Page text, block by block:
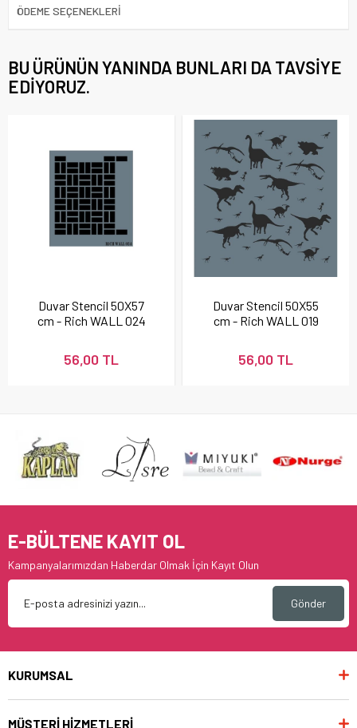
ÖDEME SEÇENEKLERI
BU ÜRÜNÜN YANINDA BUNLARI DA TAVSIYE
EDIYORUZ.
Duvar Stencil 50X57
cm - Rich WALL 024
56,00 TL
Duvar Stencil 50X55
cm - Rich WALL 019
56,00 TL
E-BÜLTENE KAYIT OL
Kampanyalarımızdan Haberdar Olmak İçin Kayıt Olun
Gönder
KURUMSAL
MÜŞTERİ HİZMETLERİ